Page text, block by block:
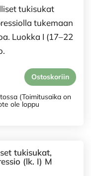
tukisukat
tukemaan
Luokka I (17–22
Ostoskoriin
(Toimitusaika on
ole loppu
tukisukat,
(lk. I) M